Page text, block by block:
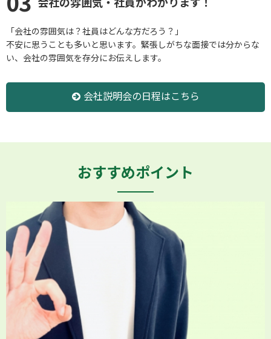
「会社の雰囲気は？社員はどんな方だろう？」
不安に思うことも多いと思います。緊張しがちな面接では分からな
い、会社の雰囲気を存分にお伝えします。
会社説明会の日程はこちら
おすすめポイント